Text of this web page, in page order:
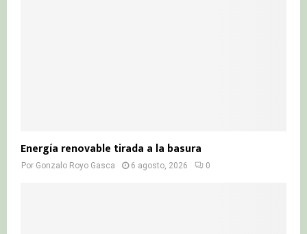
Energía renovable tirada a la basura
Por Gonzalo Royo Gasca 6 agosto, 2026 0